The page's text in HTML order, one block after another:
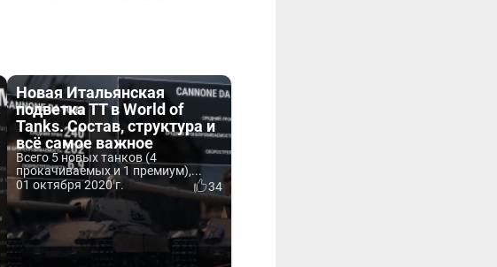
Новая Итальянская
подветка ТТ в World of
Tanks. Состав, структура и
всё самое важное
Всего 5 новых танков (4
прокачиваемых и 1 премиум),...
01 октября 2020 г.
34